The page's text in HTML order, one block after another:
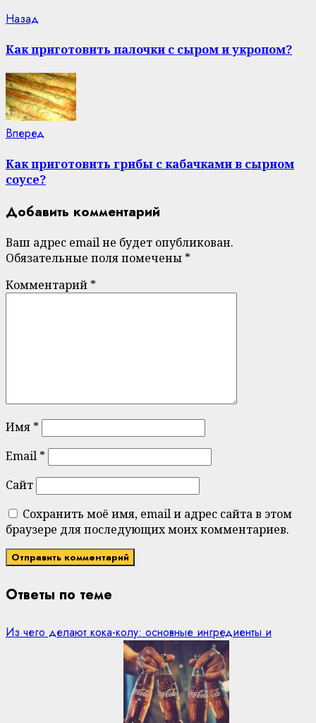
Continue
Reading
Назад
Как приготовить палочки с сыром и укропом?
Вперед
Как приготовить грибы с кабачками в сырном
соусе?
Добавить комментарий
Ваш адрес email не будет опубликован.
Обязательные поля помечены *
Комментарий *
Имя *
Email *
Сайт
Сохранить моё имя, email и адрес сайта в этом
браузере для последующих моих комментариев.
Ответы по теме
Из чего делают кока-колу: основные ингредиенты и